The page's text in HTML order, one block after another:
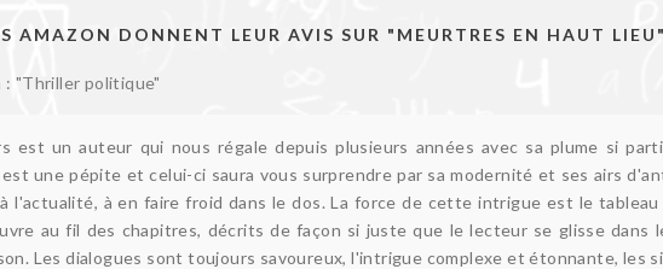
AMAZON DONNENT LEUR AVIS SUR "MEURTRES EN HAUT LIEU"
: "Thriller politique"
est un auteur qui nous régale depuis plusieurs années avec sa plume si
une pépite et celui-ci saura vous surprendre par sa modernité et ses airs
l'actualité, à en faire froid dans le dos. La force de cette intrigue est le tableau
au fil des chapitres, décrits de façon si juste que le lecteur se glisse dans
Les dialogues sont toujours savoureux, l'intrigue complexe et étonnante, les